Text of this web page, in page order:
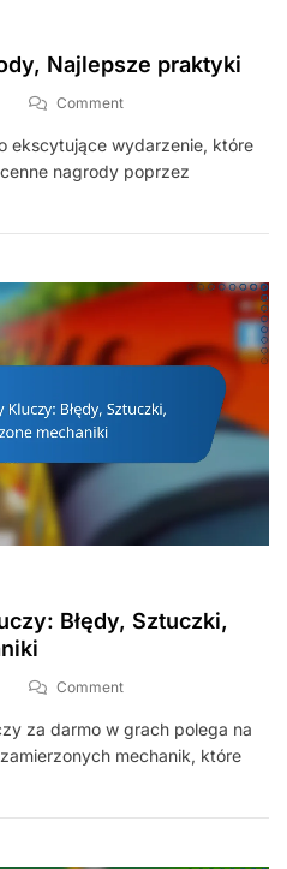
Najlepsze praktyki
CommentOn
Rush:
Czas,
Praktyki
ekscytujące wydarzenie, które
nagrody poprzez
Błędy, Sztuczki,
CommentOn
Eksploity
Kluczy:
Niezamierzone
za darmo w grach polega na
mechanik, które